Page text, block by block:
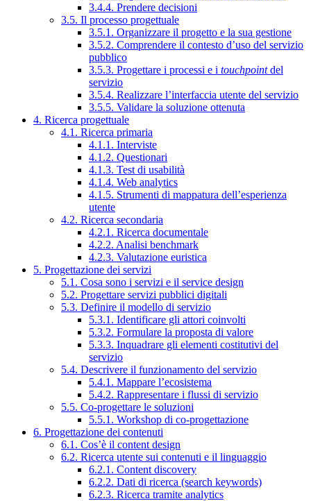
3.4.4. Prendere decisioni
3.5. Il processo progettuale
3.5.1. Organizzare il progetto e la sua gestione
3.5.2. Comprendere il contesto d’uso del servizio
pubblico
3.5.3. Progettare i processi e i touchpointdel
servizio
3.5.4. Realizzare l’interfaccia utente del servizio
3.5.5. Validare la soluzione ottenuta
4. Ricerca progettuale
4.1. Ricerca primaria
4.1.1. Interviste
4.1.2. Questionari
4.1.3. Test di usabilità
4.1.4. Web analytics
4.1.5. Strumenti di mappatura dell’esperienza
utente
4.2. Ricerca secondaria
4.2.1. Ricerca documentale
4.2.2. Analisi benchmark
4.2.3. Valutazione euristica
5. Progettazione dei servizi
5.1. Cosa sono i servizi e il service design
5.2. Progettare servizi pubblici digitali
5.3. Definire il modello di servizio
5.3.1. Identificare gli attori coinvolti
5.3.2. Formulare la proposta di valore
5.3.3. Inquadrare gli elementi costitutivi del
servizio
5.4. Descrivere il funzionamento del servizio
5.4.1. Mappare l’ecosistema
5.4.2. Rappresentare i flussi di servizio
5.5. Co-progettare le soluzioni
5.5.1. Workshop di co-progettazione
6. Progettazione dei contenuti
6.1. Cos’è il content design
6.2. Ricerca utente sui contenuti e il linguaggio
6.2.1. Content discovery
6.2.2. Dati di ricerca (search keywords)
6.2.3. Ricerca tramite analytics